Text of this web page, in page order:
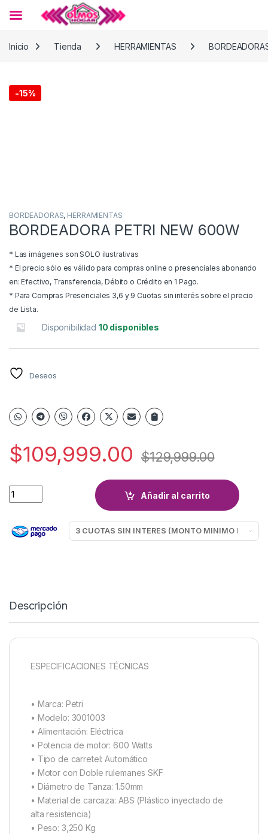
Inicio
Tienda HERRAMIENTAS
-15%
BORDEADORAS, HERRAMIENTAS
BORDEADORA PETRI NEW 600W
* Las imágenes son SOLO ilustrativas
* El precio sólo es válido para compras online o presenciales abonando
en: Efectivo, Transferencia, Débito o Crédito en 1 Pago.
* Para Compras Presenciales 3,6 y 9 Cuotas sin interés sobre el precio
de Lista.
Disponibilidad 10 disponibles
Deseos
$109,999.00 $129,999.00
BORDEADORA PETRI NEW 600W quantity
Añadir al carrito
Descripción
ESPECIFICACIONES TÉCNICAS
• Marca: Petri
• Modelo: 3001003
• Alimentación: Eléctrica
• Potencia de motor: 600 Watts
• Tipo de carretel: Automático
• Motor con Doble rulemanes SKF
• Diámetro de Tanza: 1.50mm
• Material de carcaza: ABS (Plástico inyectado de
alta resistencia)
• Peso: 3,250 Kg